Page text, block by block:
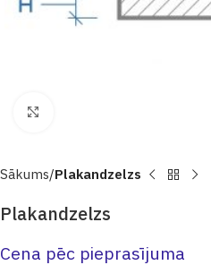
Sākums Plakandzelzs
Plakandzelzs
Cena pēc pieprasījuma